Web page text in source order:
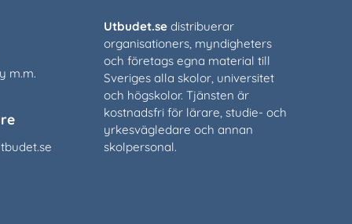
m.m.
Utbudet.sedistribuerar
organisationers, myndigheters
och företags egna material till
Sveriges alla skolor, universitet
och högskolor. Tjänsten är
kostnadsfri för lärare, studie- och
yrkesvägledare och annan
skolpersonal.